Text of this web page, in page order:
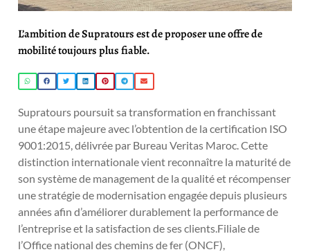
L’ambition de Supratours est de proposer une offre de
mobilité toujours plus fiable.
Supratours poursuit sa transformation en franchissant
une étape majeure avec l’obtention de la certification ISO
9001:2015, délivrée par Bureau Veritas Maroc. Cette
distinction internationale vient reconnaître la maturité de
son système de management de la qualité et récompenser
une stratégie de modernisation engagée depuis plusieurs
années afin d’améliorer durablement la performance de
l’entreprise et la satisfaction de ses clients.Filiale de
l’Office national des chemins de fer (ONCF),